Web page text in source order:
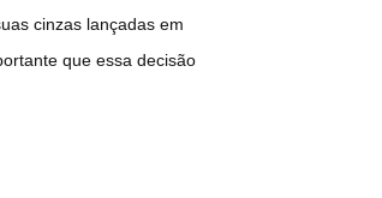
cinzas lançadas em
que essa decisão